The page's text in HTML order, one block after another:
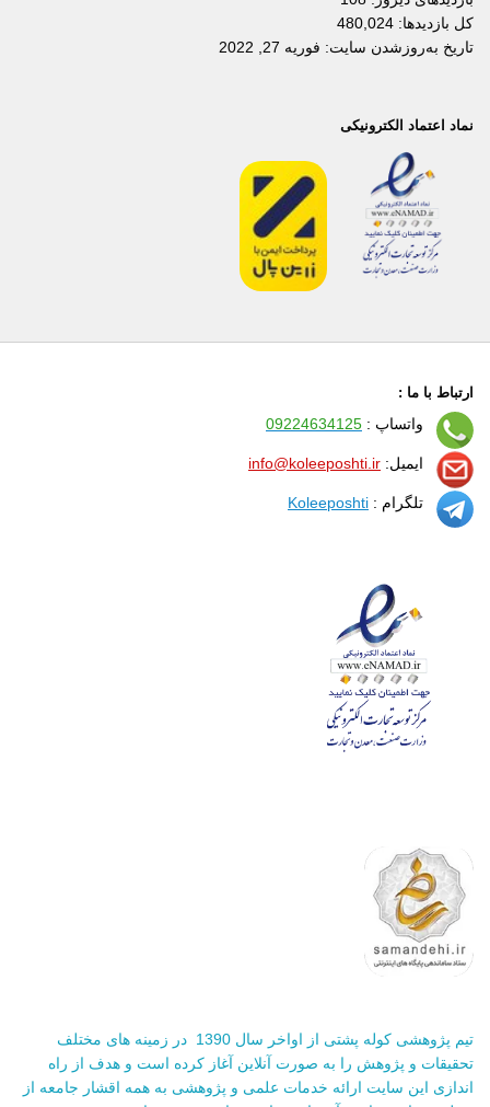
کل بازدیدها: 480,024
تاریخ به‌روزشدن سایت: فوریه 27, 2022
نماد اعتماد الکترونیکی
ارتباط با ما :
واتساپ : 09224634125
ایمیل: info@koleeposhti.ir
تلگرام : Koleeposhti
تیم پژوهشی کوله پشتی از اواخر سال 1390 در زمینه های مختلف
تحقیقات و پژوهش را به صورت آنلاین آغاز کرده است و هدف از راه
اندازی این سایت ارائه خدمات علمی و پژوهشی به همه اقشار جامعه از